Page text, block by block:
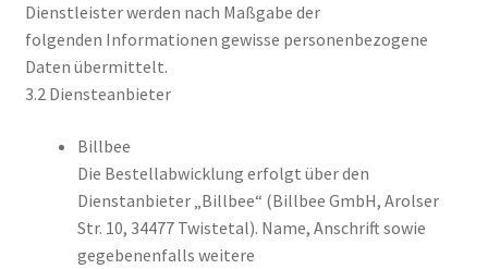
Dienstleister werden nach Maßgabe der
folgenden Informationen gewisse personenbezogene
Daten übermittelt.
3.2 Diensteanbieter
Billbee
Die Bestellabwicklung erfolgt über den
Dienstanbieter „Billbee“ (Billbee GmbH, Arolser
Str. 10, 34477 Twistetal). Name, Anschrift sowie
gegebenenfalls weitere